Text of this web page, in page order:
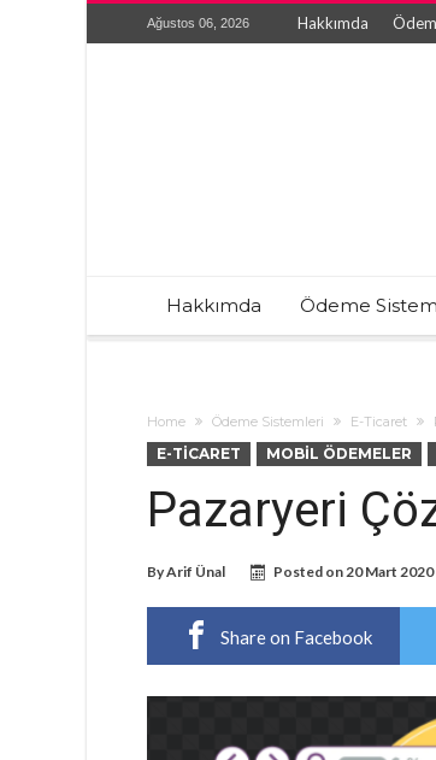
Ağustos 06, 2026 Hakkımda
Hakkımda Ödeme
Home Ödeme Sistemleri E-Ticaret
E-TICARET MOBIL ÖDEMELER
Pazaryeri
ByArif Ünal Posted on20 Mart 2020
Share on Facebook